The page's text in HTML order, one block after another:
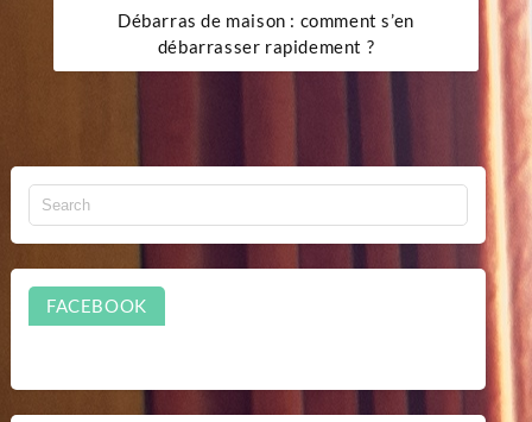
Débarras de maison : comment s’en
débarrasser rapidement ?
FACEBOOK